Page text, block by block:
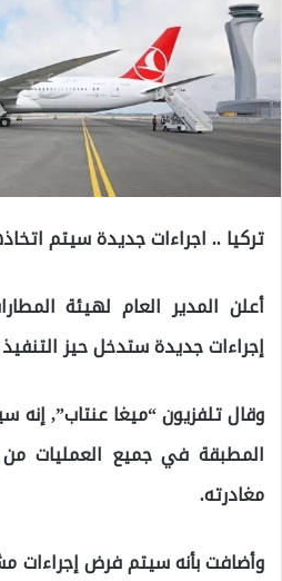
تركيا .. اجراءات جديدة سيتم
أعلن المدير العام لهيئة
إجراءات جديدة ستدخل حيز
وقال تلفزيون “ميغا عنتاب”, إنه
المطبقة في جميع العمليات
مغادرته.
وأضافت بأنه سيتم فرض إجراءات